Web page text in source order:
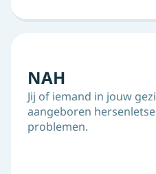
NAH
Jij of iemand in jouw
aangeboren
problemen.